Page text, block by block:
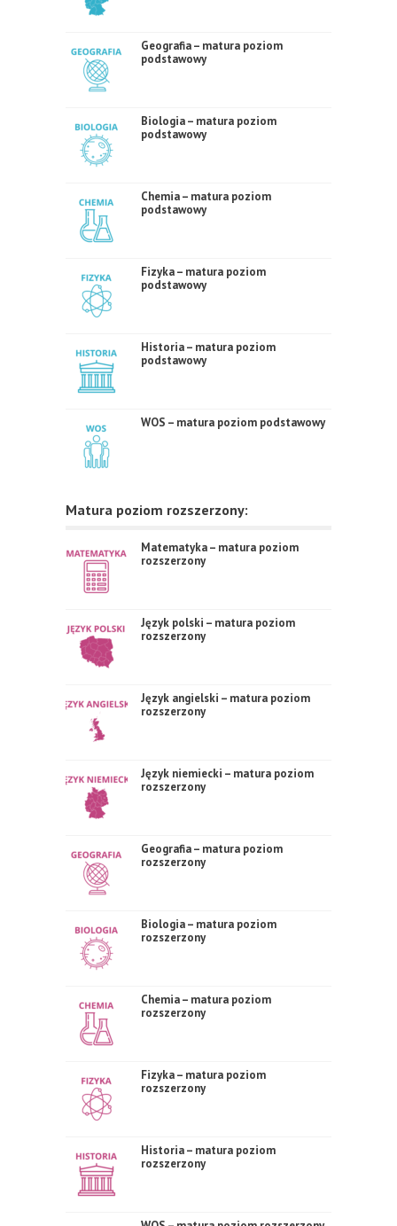
Geografia – matura poziom
podstawowy
Biologia – matura poziom
podstawowy
Chemia – matura poziom
podstawowy
Fizyka – matura poziom
podstawowy
Historia – matura poziom
podstawowy
WOS – matura poziom podstawowy
Matura poziom rozszerzony:
Matematyka – matura poziom
rozszerzony
Język polski – matura poziom
rozszerzony
Język angielski – matura poziom
rozszerzony
Język niemiecki – matura poziom
rozszerzony
Geografia – matura poziom
rozszerzony
Biologia – matura poziom
rozszerzony
Chemia – matura poziom
rozszerzony
Fizyka – matura poziom
rozszerzony
Historia – matura poziom
rozszerzony